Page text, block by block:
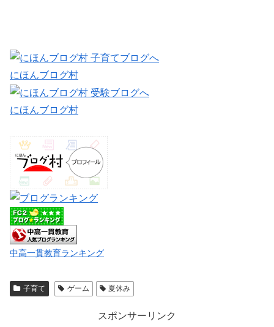
にほんブログ村
にほんブログ村
中高一貫教育ランキング
子育て ゲーム 夏休み
スポンサーリンク